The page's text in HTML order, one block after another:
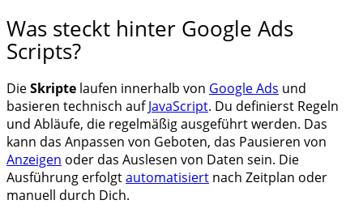
Was steckt hinter Google Ads
Scripts?
DieSkripte laufen innerhalb von Google Ads und
basieren technisch aufJavaScript. Du definierst Regeln
und Abläufe, die regelmäßig ausgeführt werden. Das
kann das Anpassen von Geboten, das Pausieren von
Anzeigen oder das Auslesen von Daten sein. Die
Ausführung erfolgtautomatisiert nach Zeitplan oder
manuell durch Dich.